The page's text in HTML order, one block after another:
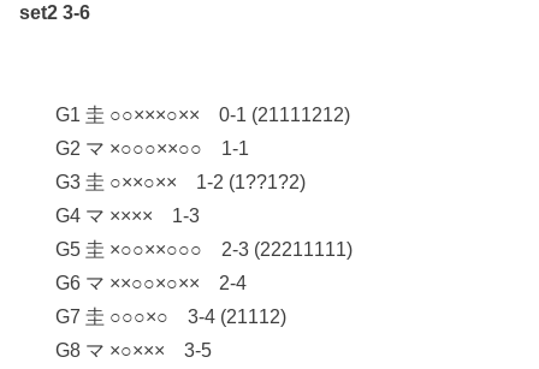
set2 3-6
G1 圭 ○○×××○×× 0-1 (21111212)
G2 マ ×○○○××○○ 1-1
G3 圭 ○××○×× 1-2 (1??1?2)
G4 マ ×××× 1-3
G5 圭 ×○○××○○○ 2-3 (22211111)
G6 マ ××○○×○×× 2-4
G7 圭 ○○○×○ 3-4 (21112)
G8 マ ×○××× 3-5